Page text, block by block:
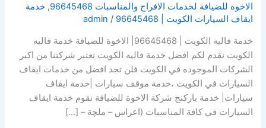
الاخوة للضيافة لخدمات الافراح والمناسبات 96645468 ,خدمة
ايقاف السيارات الكويت | 96645468
/
admin
خدمة فاليه الكويت | 96645468| الاخوة للضيافة خدمة فاليه
الكويت نقدم لكم افضل خدمة فاليه الكويت تعتبر شركتنا من اكبر
الشركات الموجوده في الكويت فلن تجد افضل من خدمات ايقاف
السيارات في الكويت ،خدمة موقف سيارات |خدمة ايقاف
سيارات| خدمة باركنج شركة الاخوة للضيافة نقوم خدمة ايقاف
السيارات في كافة المناسبات (اعراس – ملچة – […]